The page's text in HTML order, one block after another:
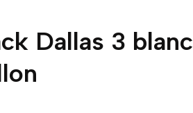
Dallas 3 blanc